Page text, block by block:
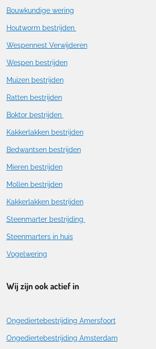
Bouwkundige wering
Houtworm bestrijden
Wespennest Verwijderen
Wespen bestrijden
Muizen bestrijden
Ratten bestrijden
Boktor bestrijden
Kakkerlakken bestrijden
Bedwantsen bestrijden
Mieren bestrijden
Mollen bestrijden
Kakkerlakken bestrijden
Steenmarter bestrijding
Steenmarters in huis
Vogelwering
Wij zijn ook actief in
Ongediertebestrijding Amersfoort
Ongediertebestrijding Amsterdam